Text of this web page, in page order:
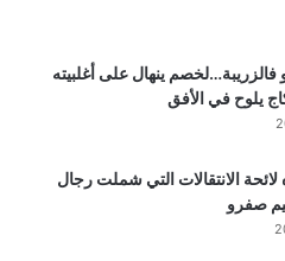
ينهال على أغلبيته
يلوح في الأفق
الانتقالات التي شملت رجال
صفرو